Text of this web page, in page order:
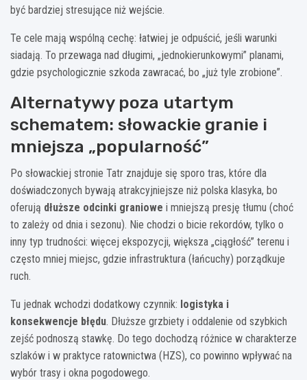
być bardziej stresujące niż wejście.
Te cele mają wspólną cechę: łatwiej je odpuścić, jeśli warunki
siadają. To przewaga nad długimi, „jednokierunkowymi” planami,
gdzie psychologicznie szkoda zawracać, bo „już tyle zrobione”.
Alternatywy poza utartym
schematem: słowackie granie i
mniejsza „popularność”
Po słowackiej stronie Tatr znajduje się sporo tras, które dla
doświadczonych bywają atrakcyjniejsze niż polska klasyka, bo
oferują dłuższe odcinki graniowe i mniejszą presję tłumu (choć
to zależy od dnia i sezonu). Nie chodzi o bicie rekordów, tylko o
inny typ trudności: więcej ekspozycji, większa „ciągłość” terenu i
często mniej miejsc, gdzie infrastruktura (łańcuchy) porządkuje
ruch.
Tu jednak wchodzi dodatkowy czynnik: logistyka i
konsekwencje błędu. Dłuższe grzbiety i oddalenie od szybkich
zejść podnoszą stawkę. Do tego dochodzą różnice w charakterze
szlaków i w praktyce ratownictwa (HZS), co powinno wpływać na
wybór trasy i okna pogodowego.